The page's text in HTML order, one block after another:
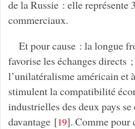
de la Russie : elle représente
commerciaux.
Et pour cause : la longue
favorise les échanges directs
l’unilatéralisme américain et
stimulent la compatibilité
industrielles des deux pays
davantage[19]. Comme pour